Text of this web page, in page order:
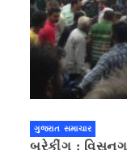
ગુજરાત સમાચાર
બ્રેકીંગ :